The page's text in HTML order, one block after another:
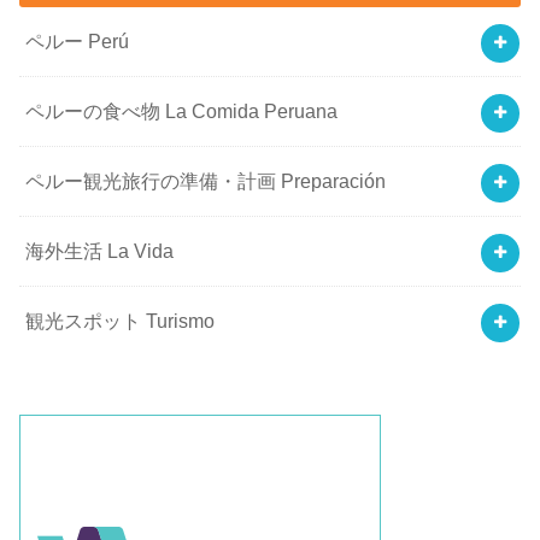
ペルー Perú
ペルーの食べ物 La Comida Peruana
ペルー観光旅行の準備・計画 Preparación
海外生活 La Vida
観光スポット Turismo